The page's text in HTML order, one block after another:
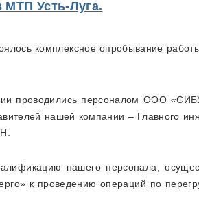
МТП Усть-Луга.
комплексное опробывание
проводились персоналом ООО
нашей компании – Главного
нашего персонала,
к проведению операций по